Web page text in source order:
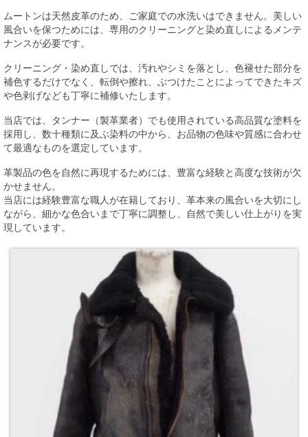
ムートンは天然皮革のため、ご家庭での水洗いはできません。美しい
風合いを保つためには、専用のクリーニングと染め直しによるメンテ
ナンスが必要です。
クリーニング・染め直しでは、汚れやシミを落とし、色褪せた部分を
補色するだけでなく、転倒や擦れ、ぶつけたことによってできたキズ
や色剥げなども丁寧に補修いたします。
当店では、タンナー（製革業者）でも使用されている高品質な塗料を
採用し、数十種類に及ぶ染料の中から、お品物の色味や質感に合わせ
て最適なものを選定しています。
革製品の色を自然に再現するためには、豊富な経験と高度な技術が欠
かせません。
当店には経験豊富な職人が在籍しており、革本来の風合いを大切にし
ながら、細かな色合いまで丁寧に調整し、自然で美しい仕上がりを実
現しています。